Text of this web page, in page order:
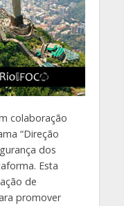
colaboração
“Direção
dos
Esta
de
promover